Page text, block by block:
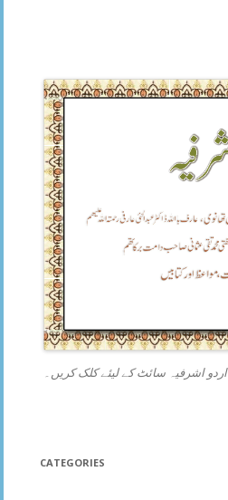
اردو اشرفیہ سائٹ کے لیئے کلک کریں۔
CATEGORIES